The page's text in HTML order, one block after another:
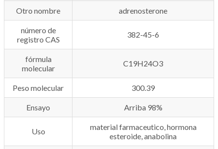
Otro nombre adrenosterone
número de
registro CAS
382-45-6
fórmula
molecular
C19H24O3
Peso molecular 300.39
Ensayo Arriba 98%
Uso
material farmaceutico, hormona
esteroide, anabolina